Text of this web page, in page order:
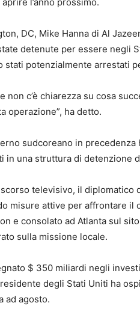
DC, Mike Hanna di Al
detenute per essere negli
stati potenzialmente arrestati
non c’è chiarezza su cosa
operazione”, ha detto.
sudcoreano in
in una struttura di detenzione
televisivo, il diplomatico
misure attive per affrontare il
e consolato ad Atlanta sul
sulla missione locale.
$ 350 miliardi negli
degli Stati Uniti ha
ad agosto.